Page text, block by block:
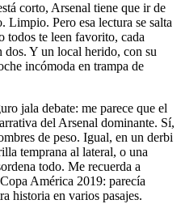
corto, Arsenal tiene que ir de
Pero esa lectura se salta
todos te leen favorito, cada
dos. Y un local herido, con su
incómoda en trampa de
jala debate: me parece que el
del Arsenal dominante. Sí,
de peso. Igual, en un derbi
temprana al lateral, o una
todo. Me recuerda a
América 2019: parecía
historia en varios pasajes.